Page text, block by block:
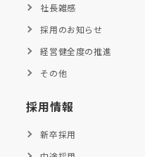
社長雑感
採用のお知らせ
経営健全度の推進
その他
採用情報
新卒採用